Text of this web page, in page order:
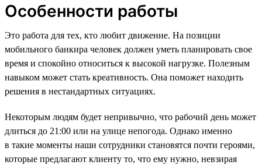
Особенности работы
Это работа для тех, кто любит движение. На позиции
мобильного банкира человек должен уметь планировать свое
время и спокойно относиться к высокой нагрузке. Полезным
навыком может стать креативность. Она поможет находить
решения в нестандартных ситуациях.
Некоторым людям будет непривычно, что рабочий день может
длиться до 21:00 или на улице непогода. Однако именно
в такие моменты наши сотрудники становятся почти героями,
которые предлагают клиенту то, что ему нужно, невзирая